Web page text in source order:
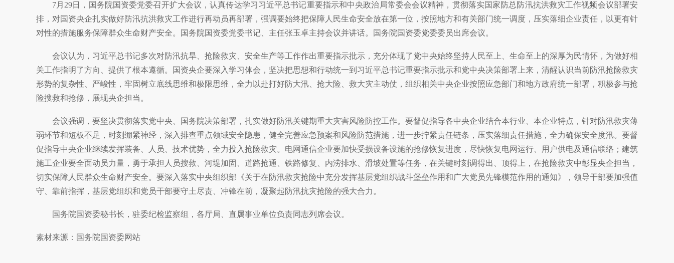
7月29日，国务院国资委党委召开扩大会议，认真传达学习习近平总书记重要指示和中央政治局常委会会议精神，贯彻落实国家防总防汛抗洪救灾工作视频会议部署安
排，对国资央企扎实做好防汛抗洪救灾工作进行再动员再部署，强调要始终把保障人民生命安全放在第一位，按照地方和有关部门统一调度，压实落细企业责任，以更有针
对性的措施服务保障群众生命财产安全。国务院国资委党委书记、主任张玉卓主持会议并讲话。国务院国资委党委委员出席会议。
会议认为，习近平总书记多次对防汛抗旱、抢险救灾、安全生产等工作作出重要指示批示，充分体现了党中央始终坚持人民至上、生命至上的深厚为民情怀，为做好相
关工作指明了方向、提供了根本遵循。国资央企要深入学习体会，坚决把思想和行动统一到习近平总书记重要指示批示和党中央决策部署上来，清醒认识当前防汛抢险救灾
形势的复杂性、严峻性，牢固树立底线思维和极限思维，全力以赴打好防大汛、抢大险、救大灾主动仗，组织相关中央企业按照应急部门和地方政府统一部署，积极参与抢
险搜救和抢修，展现央企担当。
会议强调，要坚决贯彻落实党中央、国务院决策部署，扎实做好防汛关键期重大灾害风险防控工作。要督促指导各中央企业结合本行业、本企业特点，针对防汛救灾薄
弱环节和短板不足，时刻绷紧神经，深入排查重点领域安全隐患，健全完善应急预案和风险防范措施，进一步拧紧责任链条，压实落细责任措施，全力确保安全度汛。要督
促指导中央企业继续发挥装备、人员、技术优势，全力投入抢险救灾。电网通信企业要加快受损设备设施的抢修恢复进度，尽快恢复电网运行、用户供电及通信联络；建筑
施工企业要全面动员力量，勇于承担人员搜救、河堤加固、道路抢通、铁路修复、内涝排水、滑坡处置等任务，在关键时刻调得出、顶得上，在抢险救灾中彰显央企担当，
切实保障人民群众生命财产安全。要深入落实中央组织部《关于在防汛救灾抢险中充分发挥基层党组织战斗堡垒作用和广大党员先锋模范作用的通知》，领导干部要加强值
守、靠前指挥，基层党组织和党员干部要守土尽责、冲锋在前，凝聚起防汛抗灾抢险的强大合力。
国务院国资委秘书长，驻委纪检监察组，各厅局、直属事业单位负责同志列席会议。
素材来源： 国务院国资委网站